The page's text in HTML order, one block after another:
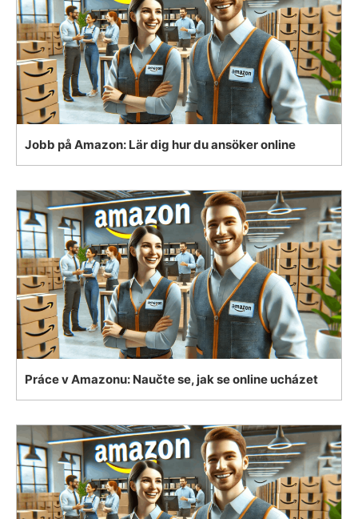
Jobb på Amazon: Lär dig hur du ansöker online
Práce v Amazonu: Naučte se, jak se online ucházet